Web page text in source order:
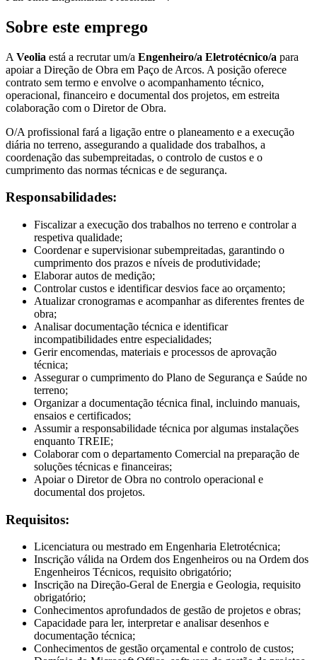
Sobre este emprego
A Veolia está a recrutar um/a Engenheiro/a Eletrotécnico/a para
apoiar a Direção de Obra em Paço de Arcos. A posição oferece
contrato sem termo e envolve o acompanhamento técnico,
operacional, financeiro e documental dos projetos, em estreita
colaboração com o Diretor de Obra.
O/A profissional fará a ligação entre o planeamento e a execução
diária no terreno, assegurando a qualidade dos trabalhos, a
coordenação das subempreitadas, o controlo de custos e o
cumprimento das normas técnicas e de segurança.
Responsabilidades:
Fiscalizar a execução dos trabalhos no terreno e controlar a
respetiva qualidade;
Coordenar e supervisionar subempreitadas, garantindo o
cumprimento dos prazos e níveis de produtividade;
Elaborar autos de medição;
Controlar custos e identificar desvios face ao orçamento;
Atualizar cronogramas e acompanhar as diferentes frentes de
obra;
Analisar documentação técnica e identificar
incompatibilidades entre especialidades;
Gerir encomendas, materiais e processos de aprovação
técnica;
Assegurar o cumprimento do Plano de Segurança e Saúde no
terreno;
Organizar a documentação técnica final, incluindo manuais,
ensaios e certificados;
Assumir a responsabilidade técnica por algumas instalações
enquanto TREIE;
Colaborar com o departamento Comercial na preparação de
soluções técnicas e financeiras;
Apoiar o Diretor de Obra no controlo operacional e
documental dos projetos.
Requisitos:
Licenciatura ou mestrado em Engenharia Eletrotécnica;
Inscrição válida na Ordem dos Engenheiros ou na Ordem dos
Engenheiros Técnicos, requisito obrigatório;
Inscrição na Direção-Geral de Energia e Geologia, requisito
obrigatório;
Conhecimentos aprofundados de gestão de projetos e obras;
Capacidade para ler, interpretar e analisar desenhos e
documentação técnica;
Conhecimentos de gestão orçamental e controlo de custos;